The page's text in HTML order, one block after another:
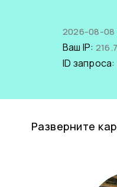
2026-08-08
Ваш IP:
ID запроса:
Разверните